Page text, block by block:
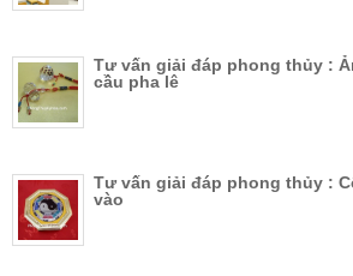
Tư vấn giải đáp phong thủy :
cầu pha lê
Tư vấn giải đáp phong thủy :
vào